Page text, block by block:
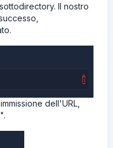
Il nostro
dell'URL,